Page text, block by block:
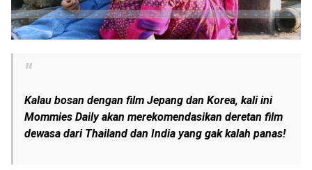
Kalau bosan dengan film Jepang dan Korea, kali ini
Mommies Daily akan merekomendasikan deretan film
dewasa dari Thailand dan India yang gak kalah panas!